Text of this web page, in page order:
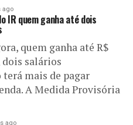
ago
IR quem ganha até dois
quem ganha até R$
dois salários
mais de pagar
A Medida Provisória
ago